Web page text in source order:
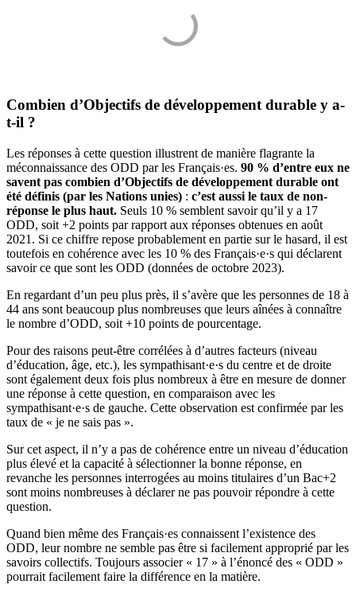
Combien d’Objectifs de développement durable y a-
t-il ?
Les réponses à cette question illustrent de manière flagrante la
méconnaissance des ODD par les Français·es. 90 % d’entre eux ne
savent pas combien d’Objectifs de développement durable ont
été définis (par les Nations unies) : c’est aussi le taux de non-
réponse le plus haut. Seuls 10 % semblent savoir qu’il y a 17
ODD, soit +2 points par rapport aux réponses obtenues en août
2021. Si ce chiffre repose probablement en partie sur le hasard, il est
toutefois en cohérence avec les 10 % des Français·e·s qui déclarent
savoir ce que sont les ODD (données de octobre 2023).
En regardant d’un peu plus près, il s’avère que les personnes de 18 à
44 ans sont beaucoup plus nombreuses que leurs aînées à connaître
le nombre d’ODD, soit +10 points de pourcentage.
Pour des raisons peut-être corrélées à d’autres facteurs (niveau
d’éducation, âge, etc.), les sympathisant·e·s du centre et de droite
sont également deux fois plus nombreux à être en mesure de donner
une réponse à cette question, en comparaison avec les
sympathisant·e·s de gauche. Cette observation est confirmée par les
taux de « je ne sais pas ».
Sur cet aspect, il n’y a pas de cohérence entre un niveau d’éducation
plus élevé et la capacité à sélectionner la bonne réponse, en
revanche les personnes interrogées au moins titulaires d’un Bac+2
sont moins nombreuses à déclarer ne pas pouvoir répondre à cette
question.
Quand bien même des Français·es connaissent l’existence des
ODD, leur nombre ne semble pas être si facilement approprié par les
savoirs collectifs. Toujours associer « 17 » à l’énoncé des « ODD »
pourrait facilement faire la différence en la matière.